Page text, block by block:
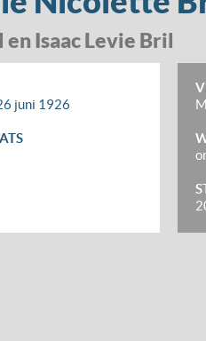
Isaac Levie Bril
juni 1926